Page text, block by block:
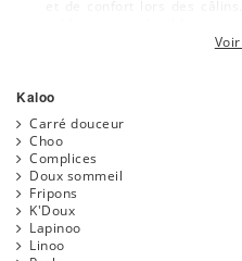
La gamme Linoo de Kaloo
tendres moments de
Kaloo
Carré douceur
Choo
Complices
Doux sommeil
Fripons
K'Doux
Lapinoo
Linoo